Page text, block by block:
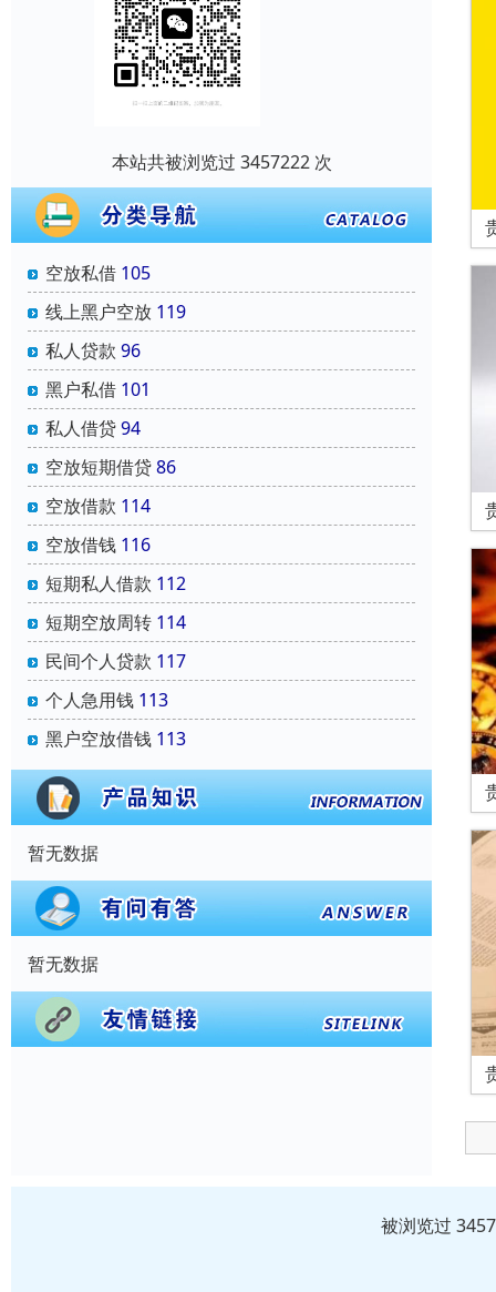
本站共被浏览过 3457222 次
空放私借 105
线上黑户空放 119
私人贷款 96
黑户私借 101
私人借贷94
空放短期借贷86
空放借款 114
空放借钱 116
短期私人借款 112
短期空放周转 114
民间个人贷款 117
个人急用钱 113
黑户空放借钱 113
暂无数据
暂无数据
被浏览过